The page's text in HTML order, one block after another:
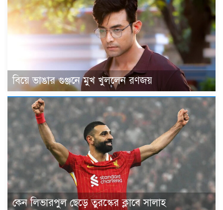
বিয়ে ভাঙার গুঞ্জনে মুখ খুললেন রণজয়
কেন লিভারপুল ছেড়ে তুরস্কের ক্লাবে সালাহ